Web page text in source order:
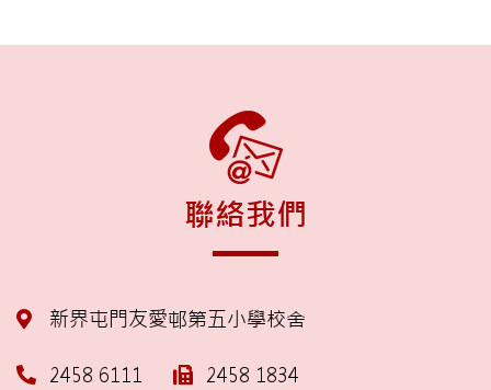
聯絡我們
新界屯門友愛邨第五小學校舍
2458 6111 2458 1834